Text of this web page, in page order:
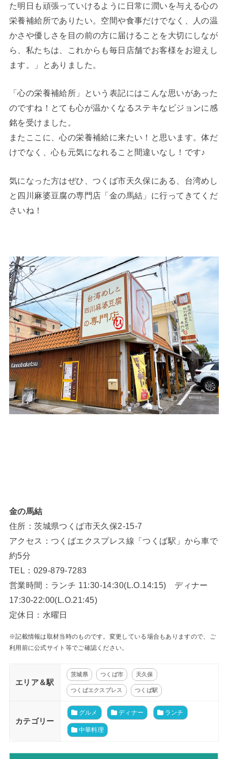
た明日も頑張っていけるように日常に潤いを与える心の
栄養補給所でありたい。空間や食事だけでなく、人の温
かさや優しさを目の前の方に届けることを大切にしなが
ら、私たちは、これからも毎日店舗でお客様をお迎えし
ます。」とありました。
「心の栄養補給所」という表記にはこんな思いがあった
のですね！とても心が温かくなるステキなビジョンに感
銘を受けました。
またここに、心の栄養補給に来たい！と思います。体だ
けでなく、心も元気になれること間違いなし！です♪
気になった方はぜひ、つくば市天久保にある、台湾めし
と四川麻婆豆腐の専門店「金の馬結」に行ってきてくだ
さいね！
金の馬結
住所：茨城県つくば市天久保2-15-7
アクセス：つくばエクスプレス線「つくば駅」から車で
約5分
TEL：029-879-7283
営業時間：ランチ 11:30-14:30(L.O.14:15) ディナー
17:30-22:00(L.O.21:45)
定休日：水曜日
※記載情報は取材当時のものです。変更している場合もありますので、ご
利用前に公式サイト等でご確認ください。
エリア＆駅
茨城県 つくば市 天久保
つくばエクスプレス つくば駅
カテゴリー
グルメ ディナー ランチ
中華料理